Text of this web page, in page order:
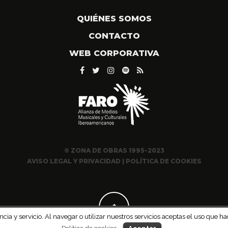
QUIÉNES SOMOS
CONTACTO
WEB CORPORATIVA
© ZONA DE OBRAS 1995-2023
AVISO LEGAL Y PRIVACIDAD | POLÍTICA DE COOKIES
y servicio. Al navegar o utilizar nuestros servicios aceptas el uso que